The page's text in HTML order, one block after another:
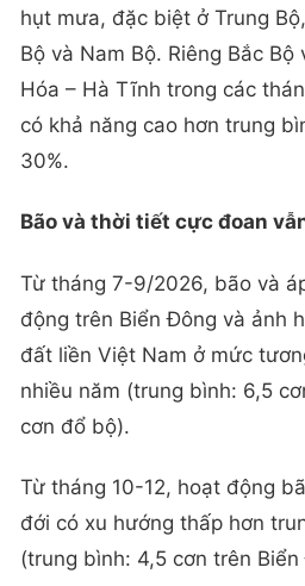
hụt mưa, đặc biệt ở Trung
Bộ và Nam Bộ. Riêng Bắc
Hóa – Hà Tĩnh trong các
có khả năng cao hơn trung
30%.
Bão và thời tiết cực đoan
Từ tháng 7-9/2026, bão và
động trên Biển Đông và ảnh
đất liền Việt Nam ở mức
nhiều năm (trung bình: 6,5
cơn đổ bộ).
Từ tháng 10-12, hoạt động
đới có xu hướng thấp hơn
(trung bình: 4,5 cơn trên